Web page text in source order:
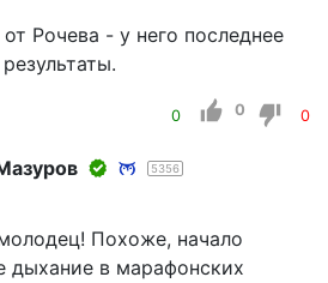
Рочева - у него последнее
0 0 0
5356
Похоже, начало
дыхание в марафонских